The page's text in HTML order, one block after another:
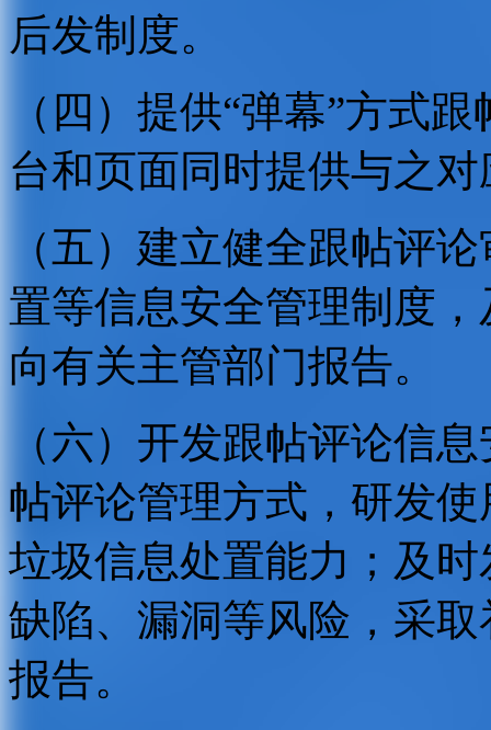
后发制度。
（四）提供“弹幕”方式
台和页面同时提供与之
（五）建立健全跟帖评
置等信息安全管理制度
向有关主管部门报告。
（六）开发跟帖评论信
帖评论管理方式，研发
垃圾信息处置能力；及
缺陷、漏洞等风险，采
报告。